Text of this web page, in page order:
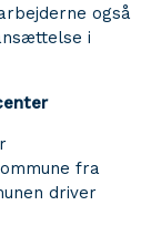
også
i
fra
driver